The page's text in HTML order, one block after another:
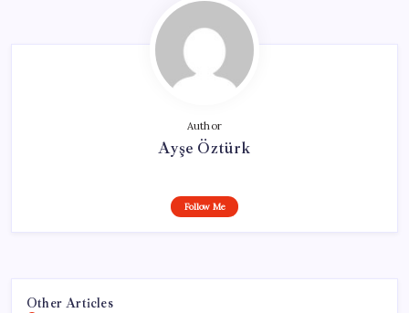
Author
Ayşe Öztürk
Follow Me
Other Articles